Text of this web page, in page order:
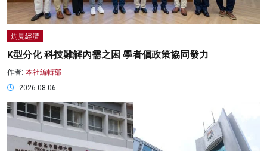
灼見經濟
K型分化 科技難解內需之困 學者倡政策協同發力
作者: 本社編輯部
2026-08-06